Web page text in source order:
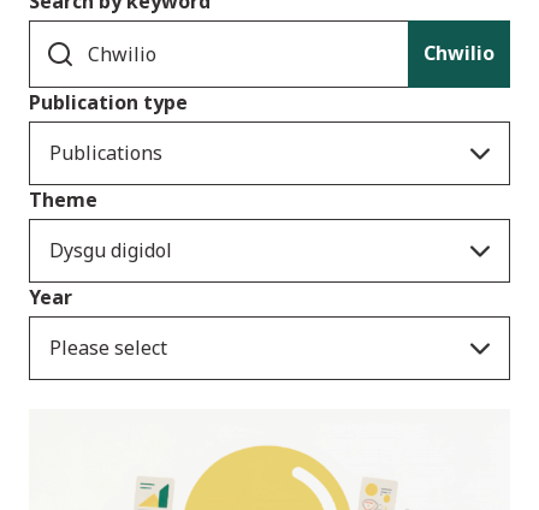
Chwilio
Publication type
Publications
Theme
Dysgu digidol
Year
Please select